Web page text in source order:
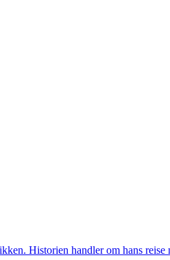
Historien handler om hans reise